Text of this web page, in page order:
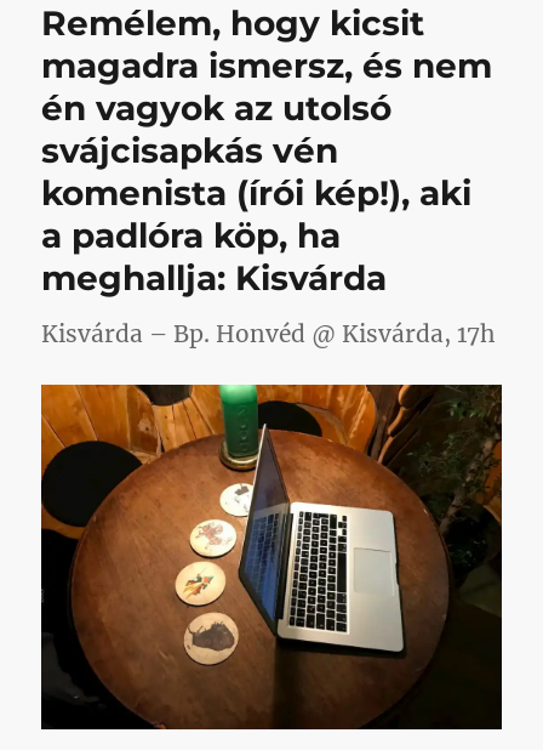
egymás
azonban
és
hogy
győzelemért
című
bejegyzéshez
Remélem, hogy kicsit
magadra ismersz, és nem
én vagyok az utolsó
svájcisapkás vén
komenista (írói kép!), aki
a padlóra köp, ha
meghallja: Kisvárda
Kisvárda – Bp. Honvéd @ Kisvárda, 17h